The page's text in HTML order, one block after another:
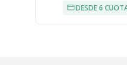
DESDE 6